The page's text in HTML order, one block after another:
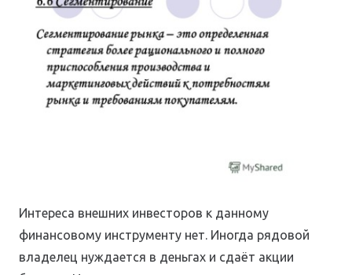
Интереса внешних инвесторов к данному
финансовому инструменту нет. Иногда рядовой
владелец нуждается в деньгах и сдаёт акции